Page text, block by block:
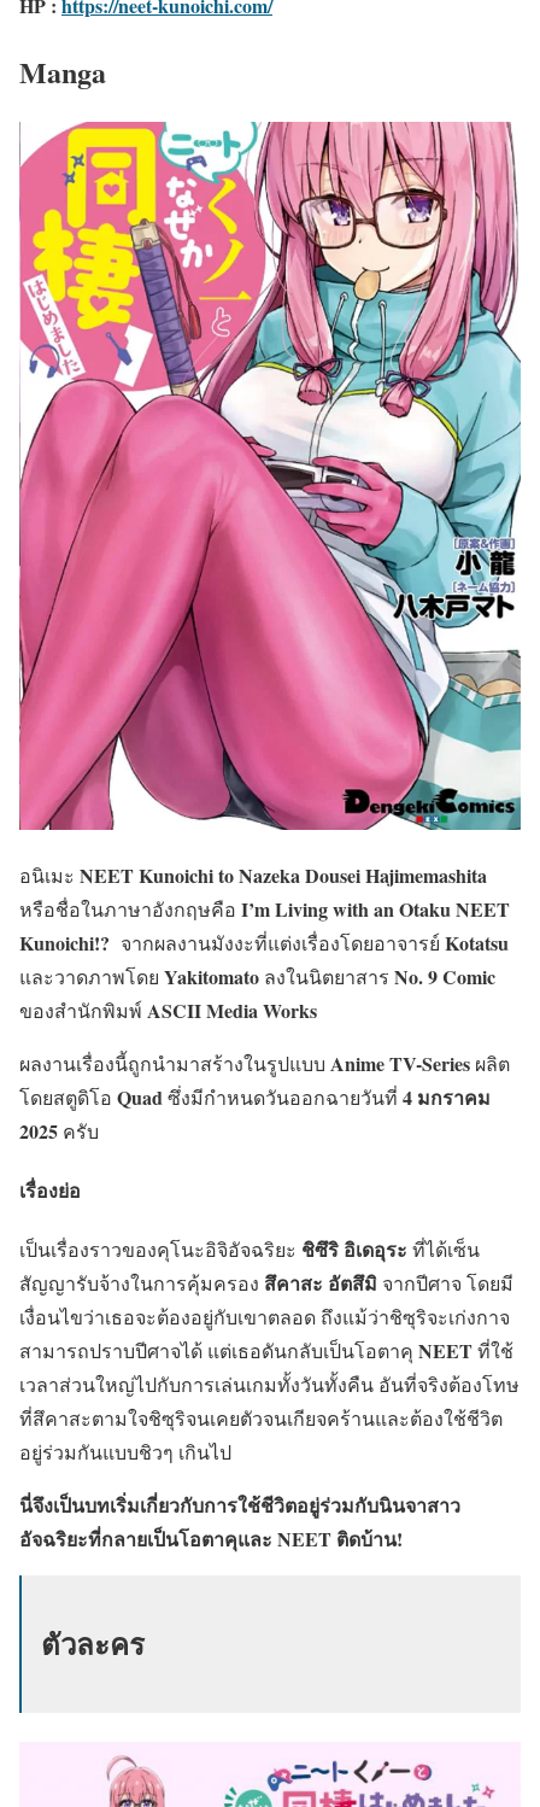
Manga
อนิเมะ NEET Kunoichi to Nazeka DouseiHajimemashita
หรือชื่อในภาษาอังกฤษคือ I’m Living with an Otaku NEET
Kunoichi!? จากผลงานมังงะที่แต่งเรื่องโดยอาจารย์ Kotatsu
และวาดภาพโดย Yakitomato ลงในนิตยาสาร No. 9 Comic
ของสำนักพิมพ์ ASCII Media Works
ผลงานเรื่องนี้ถูกนำมาสร้างในรูปแบบ Anime TV-Series ผลิต
โดยสตูดิโอ Quadซึ่งมีกำหนดวันออกฉายวันที่ 4 มกราคม
2025 ครับ
เรื่องย่อ
เป็นเรื่องราวของคุโนะอิจิอัจฉริยะ ชิซึริ อิเดอุระ ที่ได้เซ็น
สัญญารับจ้างในการคุ้มครอง สึคาสะ อัตสึมิ จากปีศาจ โดยมี
เงื่อนไขว่าเธอจะต้องอยู่กับเขาตลอด ถึงแม้ว่าชิซุริจะเก่งกาจ
สามารถปราบปีศาจได้ แต่เธอดันกลับเป็นโอตาคุ NEETที่ใช้
เวลาส่วนใหญ่ไปกับการเล่นเกมทั้งวันทั้งคืน อันที่จริงต้องโทษ
ที่สึคาสะตามใจชิซุริจนเคยตัวจนเกียจคร้านและต้องใช้ชีวิต
อยู่ร่วมกันแบบชิวๆ เกินไป
นี่จึงเป็นบทเริ่มเกี่ยวกับการใช้ชีวิตอยู่ร่วมกับนินจาสาว
อัจฉริยะที่กลายเป็นโอตาคุและ NEET ติดบ้าน!
ตัวละคร